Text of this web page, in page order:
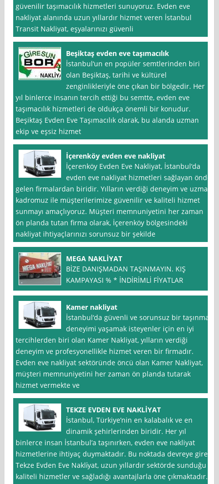
güvenilir taşımacılık hizmetleri sunuyoruz. Evden eve
nakliyat alanında uzun yıllardır hizmet veren İstanbul
Transit Nakliyat, eşyalarınızı güvenli
Beşiktaş evden eve taşımacılık
İstanbul‘un en popüler semtlerinden biri
olan Beşiktaş, tarihi ve kültürel
zenginlikleriyle öne çıkan bir bölgedir. Her
yıl binlerce insanın tercih ettiği bu semtte, evden eve
taşımacılık hizmetleri de oldukça önemli bir konudur.
Beşiktaş Evden Eve Taşımacılık olarak, bu alanda uzman
ekip ve eşsiz hizmet
İçerenköy evden eve nakliyat
İçerenköy Evden Eve Nakliyat, İstanbul‘da
evden eve nakliyat hizmetleri sağlayan önde
gelen firmalardan biridir. Yılların verdiği deneyim ve uzman
kadromuz ile müşterilerimize güvenilir ve kaliteli hizmet
sunmayı amaçlıyoruz. Müşteri memnuniyetini her zaman
ön planda tutan firma olarak, İçerenköy bölgesindeki
nakliyat ihtiyaçlarınızı sorunsuz bir şekilde
MEGA NAKLİYAT
BİZE DANIŞMADAN TAŞINMAYIN. KIŞ
KAMPAYASI % * İNDİRİMLİ FİYATLAR
Kamer nakliyat
İstanbul‘da güvenli ve sorunsuz bir taşınma
deneyimi yaşamak isteyenler için en iyi
tercihlerden biri olan Kamer Nakliyat, yılların verdiği
deneyim ve profesyonellikle hizmet veren bir firmadır.
Evden eve nakliyat sektöründe öncü olan Kamer Nakliyat,
müşteri memnuniyetini her zaman ön planda tutarak
hizmet vermekte ve
TEKZE EVDEN EVE NAKLİYAT
İstanbul, Türkiye’nin en kalabalık ve en
dinamik şehirlerinden biridir. Her yıl
binlerce insan İstanbul’a taşınırken, evden eve nakliyat
hizmetlerine ihtiyaç duymaktadır. Bu noktada devreye giren
Tekze Evden Eve Nakli̇yat, uzun yıllardır sektörde sunduğu
kaliteli hizmetler ve sağladığı avantajlarla öne çıkmaktadır.